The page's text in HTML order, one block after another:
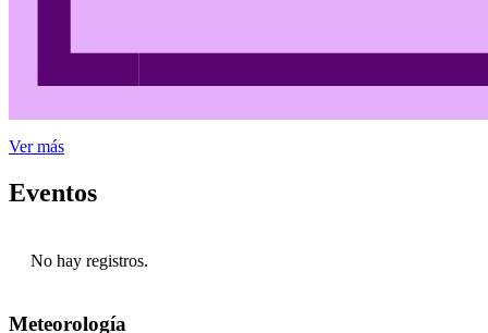
Ver más
Eventos
No hay registros.
Meteorología